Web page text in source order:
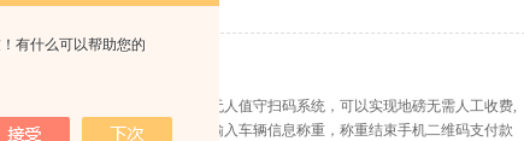
有什么可以帮助您的
无人值守自动过磅系统
人值守自动过磅系统，上海湘续无人值守扫码系统，可以实现地磅无需人工收费,
费，扫码支付到微信，用户自助输入车辆信息称重，称重结束手机二维码支付款